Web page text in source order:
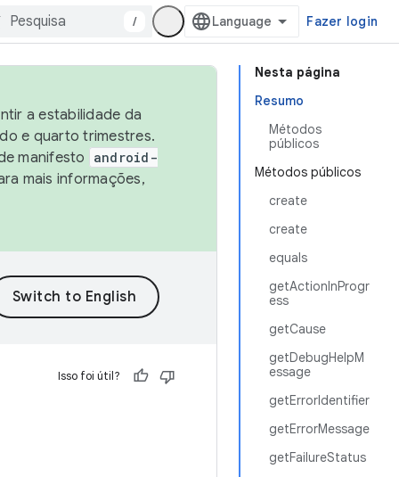
/ Fazer login
Nesta página
Resumo
Métodos
públicos
Métodos públicos
create
create
equals
getActionInProgr
ess
getCause
getDebugHelpM
essage
getErrorIdentifier
getErrorMessage
getFailureStatus
a estabilidade da
e quarto trimestres.
manifesto
android-
mais informações,
Isso foi útil?